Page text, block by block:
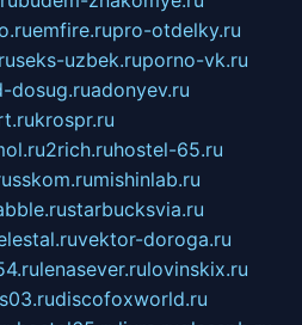
emfire.rupro-otdelky.ru
seks-uzbek.ruporno-vk.ru
dosug.ruadonyev.ru
krospr.ru
2rich.ruhostel-65.ru
mishinlab.ru
starbucksvia.ru
vektor-doroga.ru
lenasever.rulovinskix.ru
discofoxworld.ru